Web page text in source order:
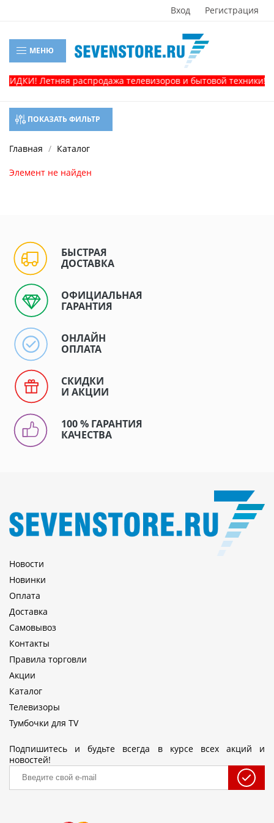
Вход Регистрация
МЕНЮ
Летняя распродажа телевизоров и бытовой техники!
ПОКАЗАТЬ ФИЛЬТР
Главная Каталог
Элемент не найден
БЫСТРАЯ
ДОСТАВКА
ОФИЦИАЛЬНАЯ
ГАРАНТИЯ
ОНЛАЙН
ОПЛАТА
СКИДКИ
И АКЦИИ
100 % ГАРАНТИЯ
КАЧЕСТВА
Новости
Новинки
Оплата
Доставка
Самовывоз
Контакты
Правила торговли
Акции
Каталог
Телевизоры
Тумбочки для TV
Подпишитесь и будьте всегда в курсе всех акций и
новостей!